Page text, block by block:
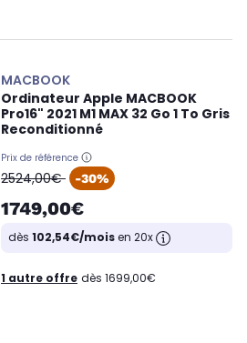
MACBOOK
Ordinateur Apple MACBOOK
Pro16" 2021 M1 MAX 32 Go 1 To Gris
Reconditionné
Prix de référence
oldPrice
2524,00€ -30%
1749,00€
dès 102,54€/moisen 20x
1 autre offre dès 1699,00€